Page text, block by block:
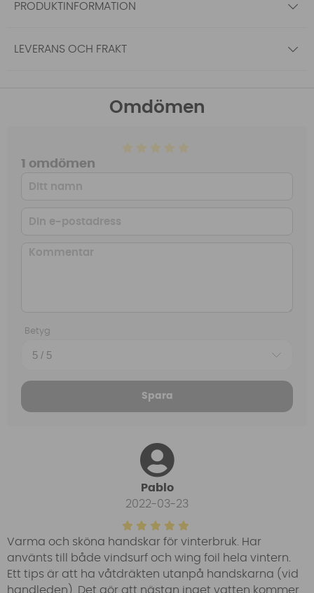
PRODUKTINFORMATION
LEVERANS OCH FRAKT
Omdömen
1 omdömen
Betyg
Spara
Pablo
2022-03-23
Varma och sköna handskar för vinterbruk. Har
använts till både vindsurf och wing foil hela vintern.
Ett tips är att ha våtdräkten utanpå handskarna (vid
handleden). Det gör att nästan inget vatten kommer